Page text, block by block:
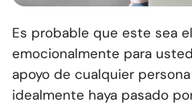
Es probable que este sea
emocionalmente para
apoyo de cualquier
idealmente haya pasado